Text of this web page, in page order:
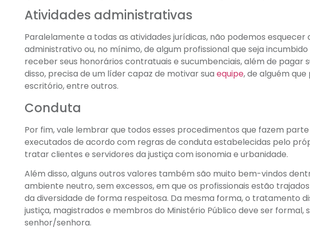
Atividades administrativas
Paralelamente a todas as atividades jurídicas, não podemos
administrativo ou, no mínimo, de algum profissional que seja
receber seus honorários contratuais e sucumbenciais, além de pagar
disso, precisa de um líder capaz de motivar sua equipe, de alguém
escritório, entre outros.
Conduta
Por fim, vale lembrar que todos esses procedimentos que fazem
executados de acordo com regras de conduta estabelecidas pelo
tratar clientes e servidores da justiça com isonomia e urbanidade.
Além disso, alguns outros valores também são muito bem-vindos
ambiente neutro, sem excessos, em que os profissionais estão
da diversidade de forma respeitosa. Da mesma forma, o tratamento
justiça, magistrados e membros do Ministério Público deve ser
senhor/senhora.